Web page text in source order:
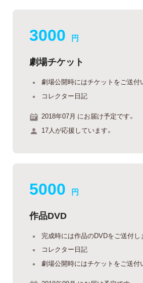
3000 円
劇場チケット
劇場公開時にはチケットをご送付
コレクター日記
2018年07月 にお届け予定です。
17人が応援しています。
5000 円
作品DVD
完成時には作品のDVDをご送付し
コレクター日記
劇場公開時にはチケットをご送付